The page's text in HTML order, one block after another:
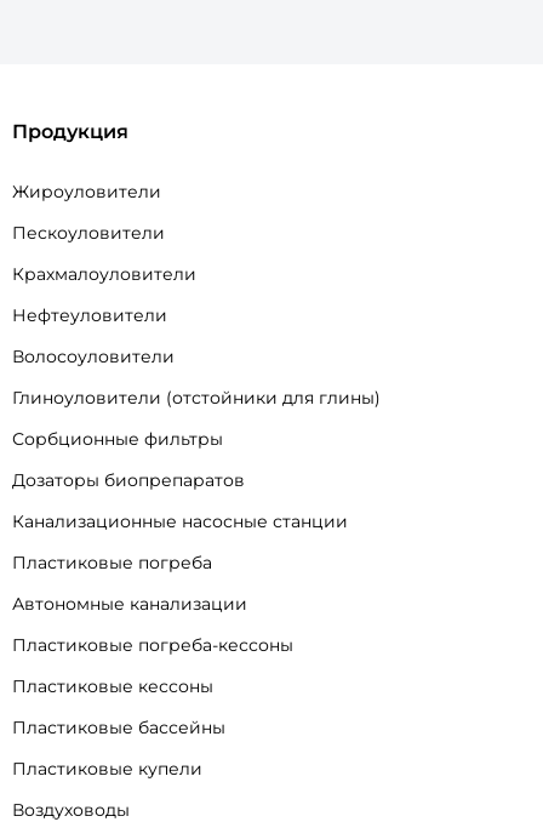
Продукция
Жироуловители
Пескоуловители
Крахмалоуловители
Нефтеуловители
Волосоуловители
Глиноуловители (отстойники для глины)
Сорбционные фильтры
Дозаторы биопрепаратов
Канализационные насосные станции
Пластиковые погреба
Автономные канализации
Пластиковые погреба-кессоны
Пластиковые кессоны
Пластиковые бассейны
Пластиковые купели
Воздуховоды